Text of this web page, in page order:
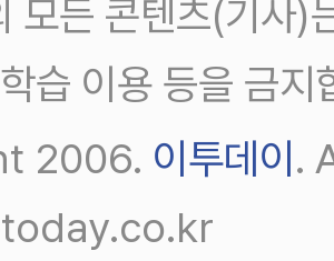
모든 콘텐츠(기사)
습 이용 등을 금지
2006. 이투데이.